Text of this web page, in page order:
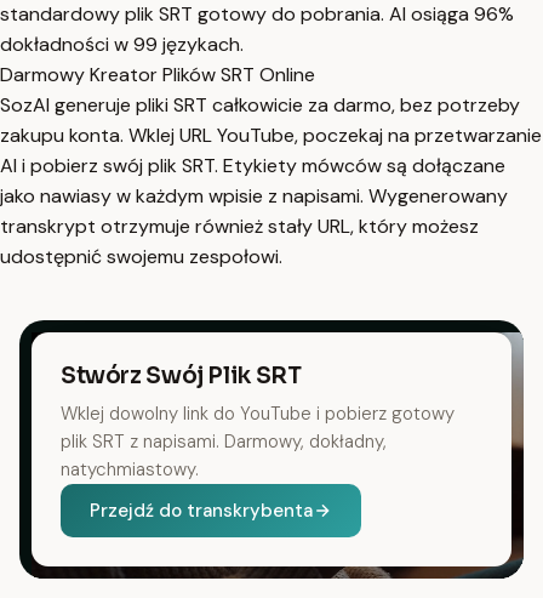
standardowy plik SRT gotowy do pobrania. AI osiąga 96%
dokładności w 99 językach.
Darmowy Kreator Plików SRT Online
SozAI generuje pliki SRT całkowicie za darmo, bez potrzeby
zakupu konta. Wklej URL YouTube, poczekaj na przetwarzanie
AI i pobierz swój plik SRT. Etykiety mówców są dołączane
jako nawiasy w każdym wpisie z napisami. Wygenerowany
transkrypt otrzymuje również stały URL, który możesz
udostępnić swojemu zespołowi.
Stwórz Swój Plik SRT
Wklej dowolny link do YouTube i pobierz gotowy
plik SRT z napisami. Darmowy, dokładny,
natychmiastowy.
Przejdź do transkrybenta